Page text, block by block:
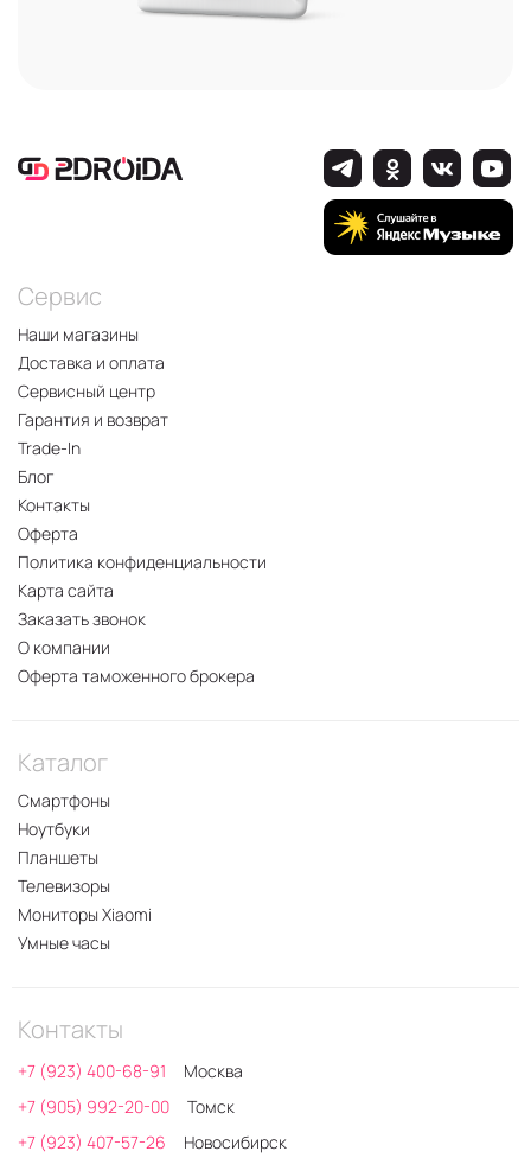
Сервис
Наши магазины
Доставка и оплата
Сервисный центр
Гарантия и возврат
Trade-In
Блог
Контакты
Оферта
Политика конфиденциальности
Карта сайта
Заказать звонок
О компании
Оферта таможенного брокера
Каталог
Смартфоны
Ноутбуки
Планшеты
Телевизоры
Мониторы Xiaomi
Умные часы
Контакты
+7 (923) 400-68-91
Москва
+7 (905) 992-20-00
Томск
+7 (923) 407-57-26
Новосибирск